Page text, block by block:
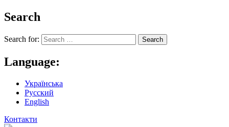
Search
Search for:
Language:
Українська
Русский
English
Контакти